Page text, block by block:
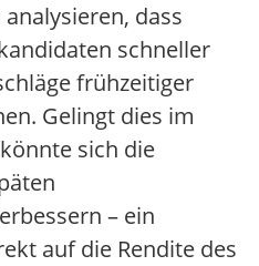
dass
schneller
frühzeitiger
Gelingt dies im
sich die
– ein
auf die Rendite des